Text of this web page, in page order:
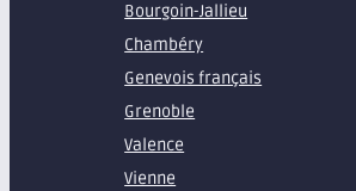
Bourgoin-Jallieu
Chambéry
Genevois français
Grenoble
Valence
Vienne